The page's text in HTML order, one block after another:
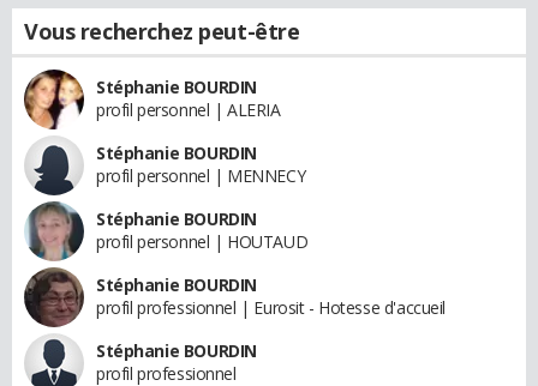
Vous recherchez peut-être
Stéphanie BOURDIN
profil personnel | ALERIA
Stéphanie BOURDIN
profil personnel | MENNECY
Stéphanie BOURDIN
profil personnel | HOUTAUD
Stéphanie BOURDIN
profil professionnel | Eurosit - Hotesse d'accueil
Stéphanie BOURDIN
profil professionnel